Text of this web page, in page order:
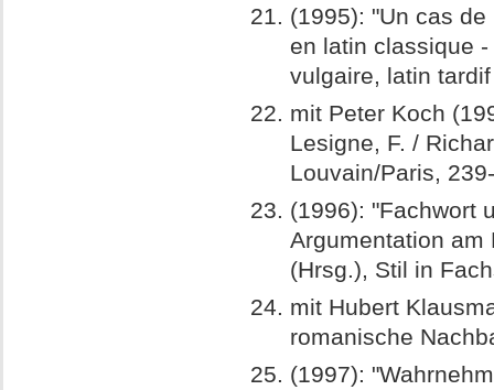
(1995): "Un cas
en latin classique
vulgaire, latin
mit Peter Koch
Lesigne, F. /
Louvain/Paris,
(1996): "Fachwort
Argumentation am
(Hrsg.), Stil in
mit Hubert
romanische
(1997):